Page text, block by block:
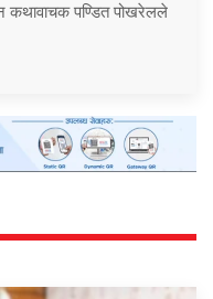
कथावाचक पण्डित पोखरेलले